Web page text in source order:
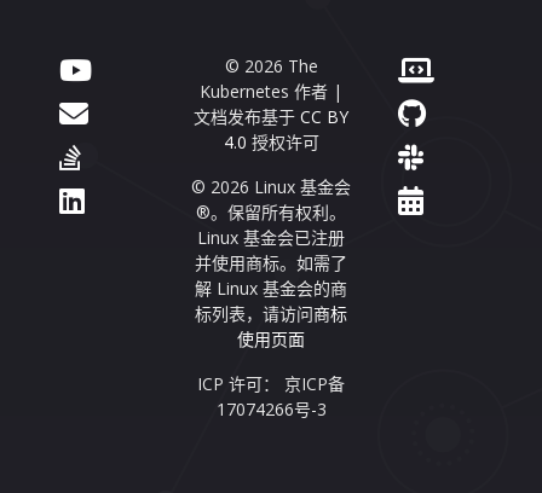
© 2026 The
Kubernetes 作者 |
文档发布基于 CC BY
4.0 授权许可
© 2026 Linux 基金会
®。保留所有权利。
Linux 基金会已注册
并使用商标。如需了
解 Linux 基金会的商
标列表，请访问商标
使用页面
ICP 许可： 京ICP备
17074266号-3